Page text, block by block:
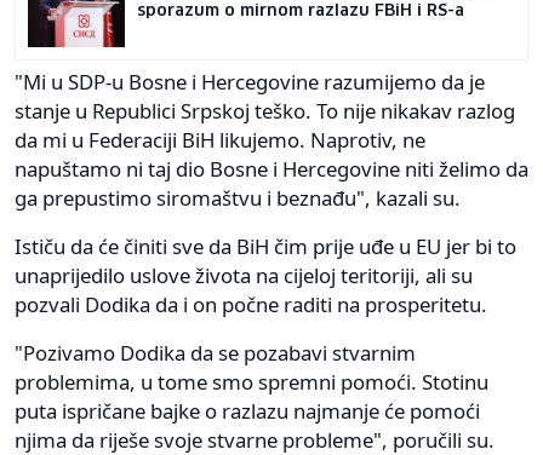
sporazum o mirnom razlazu FBiH i RS-a
"Mi u SDP-u Bosne i Hercegovine razumijemo da je
stanje u Republici Srpskoj teško. To nije nikakav razlog
da mi u Federaciji BiH likujemo. Naprotiv, ne
napuštamo ni taj dio Bosne i Hercegovine niti želimo da
ga prepustimo siromaštvu i beznađu", kazali su.
Ističu da će činiti sve da BiH čim prije uđe u EU jer bi to
unaprijedilo uslove života na cijeloj teritoriji, ali su
pozvali Dodika da i on počne raditi na prosperitetu.
"Pozivamo Dodika da se pozabavi stvarnim
problemima, u tome smo spremni pomoći. Stotinu
puta ispričane bajke o razlazu najmanje će pomoći
njima da riješe svoje stvarne probleme", poručili su.